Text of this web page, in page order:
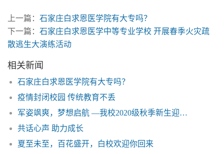
上一篇： 石家庄白求恩医学院有大专吗？
下一篇： 石家庄白求恩医学中等专业学校 开展春季火灾疏
散逃生大演练活动
相关新闻
石家庄白求恩医学院有大专吗？
疫情封闭校园 传统教育不丢
军姿飒爽，梦想启航 —我校2020级秋季新生迎来开学军训
共话心声 助力成长
夏至未至，百花盛开，白校欢迎你回来